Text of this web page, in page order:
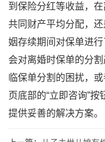
到保险分红等收益，
共同财产平均分配，
姻存续期间对保单进
会对离婚时保单的分
临保单分割的困扰，
页底部的“立即咨询”按
提供妥善的解决方案。